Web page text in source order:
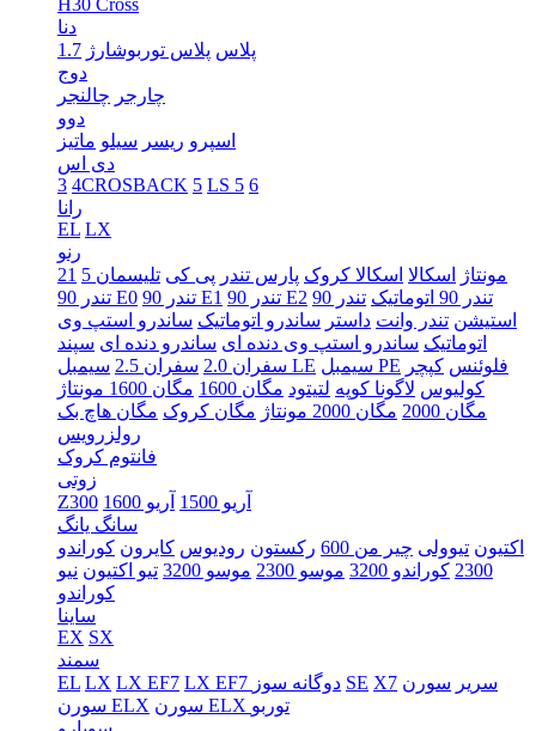
H30 Cross
دنا
پلاس پلاس توربوشارژ 1.7
دوج
چارجر چالنجر
دوو
اسپرو ریسر سیلو ماتیز
دی اس
3 4CROSBACK 5 LS 5 6
رانا
EL LX
رنو
21
5 مونتاژ اسکالا اسکالا کروک پارس تندر پی کی تلیسمان
تندر 90 E0
تندر 90 E1 تندر 90 E2 تندر 90 اتوماتیک
تندر 90
استیشن تندر وانت داستر ساندرو اتوماتیک ساندرو استپ وی
اتوماتیک ساندرو استپ وی دنده ای ساندرو دنده ای سپند
سفران 2.0
سفران 2.5 سیمبل LE سیمبل PE فلوئنس کپچر
کولیوس لاگونا کوپه لتیتود مگان 1600
مگان 1600 مونتاژ
مگان 2000
مگان 2000 مونتاژ مگان کروک مگان هاچ بک
رولزرویس
فانتوم کروک
زوتی
Z300
آریو 1500
آریو 1600
سانگ یانگ
اکتیون تیوولی چیر من 600 رکستون رودیوس کایرون کوراندو
2300 کوراندو 3200 موسو 2300 موسو 3200 تیو اکتیون نیو
کوراندو
ساینا
EX SX
سمند
EL LX LX EF7 LX EF7 دوگانه سوز SE X7 سریر سورن
سورن ELX
سورن ELX توربو